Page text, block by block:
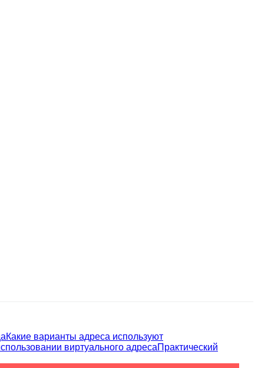
Какие варианты адреса используют
виртуального адресаПрактический